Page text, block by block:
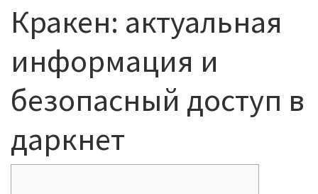
Кракен: актуальная
информация и
безопасный доступ в
даркнет